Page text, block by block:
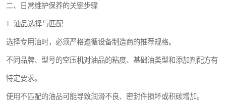
二、日常维护保养的关键步骤
1. 油品选择与匹配
选择专用油时，必须严格遵循设备制造商的推荐规格。
不同品牌、型号的空压机对油品的粘度、基础油类型和添加剂配方有
特定要求。
使用不匹配的油品可能导致润滑不良、密封件损坏或积碳增加。